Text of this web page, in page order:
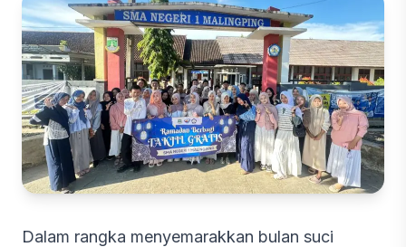
Dalam rangka menyemarakkan bulan suci